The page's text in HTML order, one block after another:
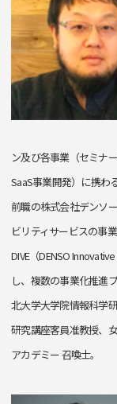
ン及び各事業（セミナ
SaaS事業開発）に携わる
前職の株式会社デンソ
ビリティサービスの事
DIVE（DENSO
し、複数の事業化推進
北大学大学院情報科学
研究講座客員准教授、
アカデミー 召喚士。